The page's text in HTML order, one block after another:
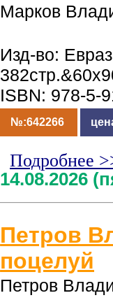
Марков
Изд-во:
ISBN: 978-5-
№:642266
Подробнее
14.08.2026
Петров
поцелуй
Петров